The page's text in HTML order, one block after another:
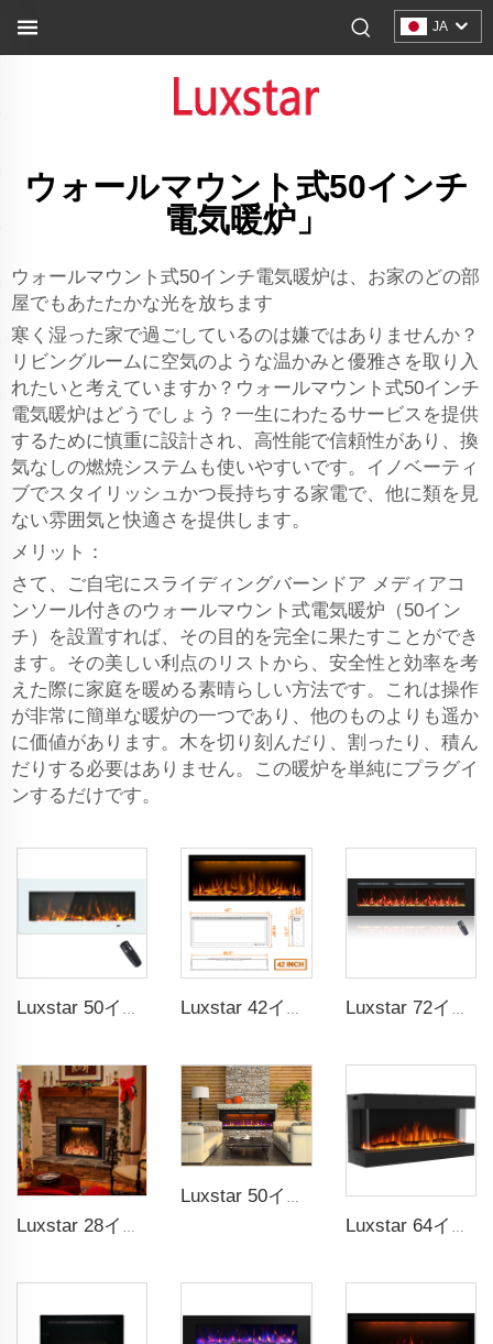
JA
ウォールマウント式50インチ
電気暖炉」
ウォールマウント式50インチ電気暖炉は、お家のどの部
屋でもあたたかな光を放ちます
寒く湿った家で過ごしているのは嫌ではありませんか？
リビングルームに空気のような温かみと優雅さを取り入
れたいと考えていますか？ウォールマウント式50インチ
電気暖炉はどうでしょう？一生にわたるサービスを提供
するために慎重に設計され、高性能で信頼性があり、換
気なしの燃焼システムも使いやすいです。イノベーティ
ブでスタイリッシュかつ長持ちする家電で、他に類を見
ない雰囲気と快適さを提供します。
メリット：
さて、ご自宅にスライディングバーンドア メディアコ
ンソール付きのウォールマウント式電気暖炉（50イン
チ）を設置すれば、その目的を完全に果たすことができ
ます。その美しい利点のリストから、安全性と効率を考
えた際に家庭を暖める素晴らしい方法です。これは操作
が非常に簡単な暖炉の一つであり、他のものよりも遥か
に価値があります。木を切り刻んだり、割ったり、積ん
だりする必要はありません。この暖炉を単純にプラグイ
ンするだけです。
Luxstar 50インチ ホワイトワイドスクリーン家庭用LED技術電気ヒーター Luxstar 42インチ スマート電気式ファイアプレイスヒーター 埋め込み式壁掛けファイアプレイス（アプリコントロール対応リモコン付き） Luxstar 72インチ リニア エレクトリック ファイアプレイス 暖房 装飾用 多色炎 リモコン タッチスクリーン制御 タイマー付き